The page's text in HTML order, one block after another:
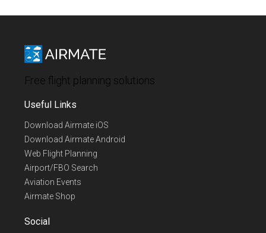
Free flight planning solutions
Useful Links
Download Airmate iOS
Download Airmate Android
Web Flight Planning
Airport/FBO Search
Aviation Events
Airmate Shop
Social